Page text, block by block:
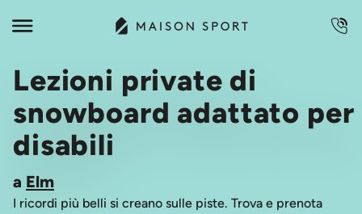
Lezioni private di
snowboard adattato per
disabili
a Elm
I ricordi più belli si creano sulle piste. Trova e prenota